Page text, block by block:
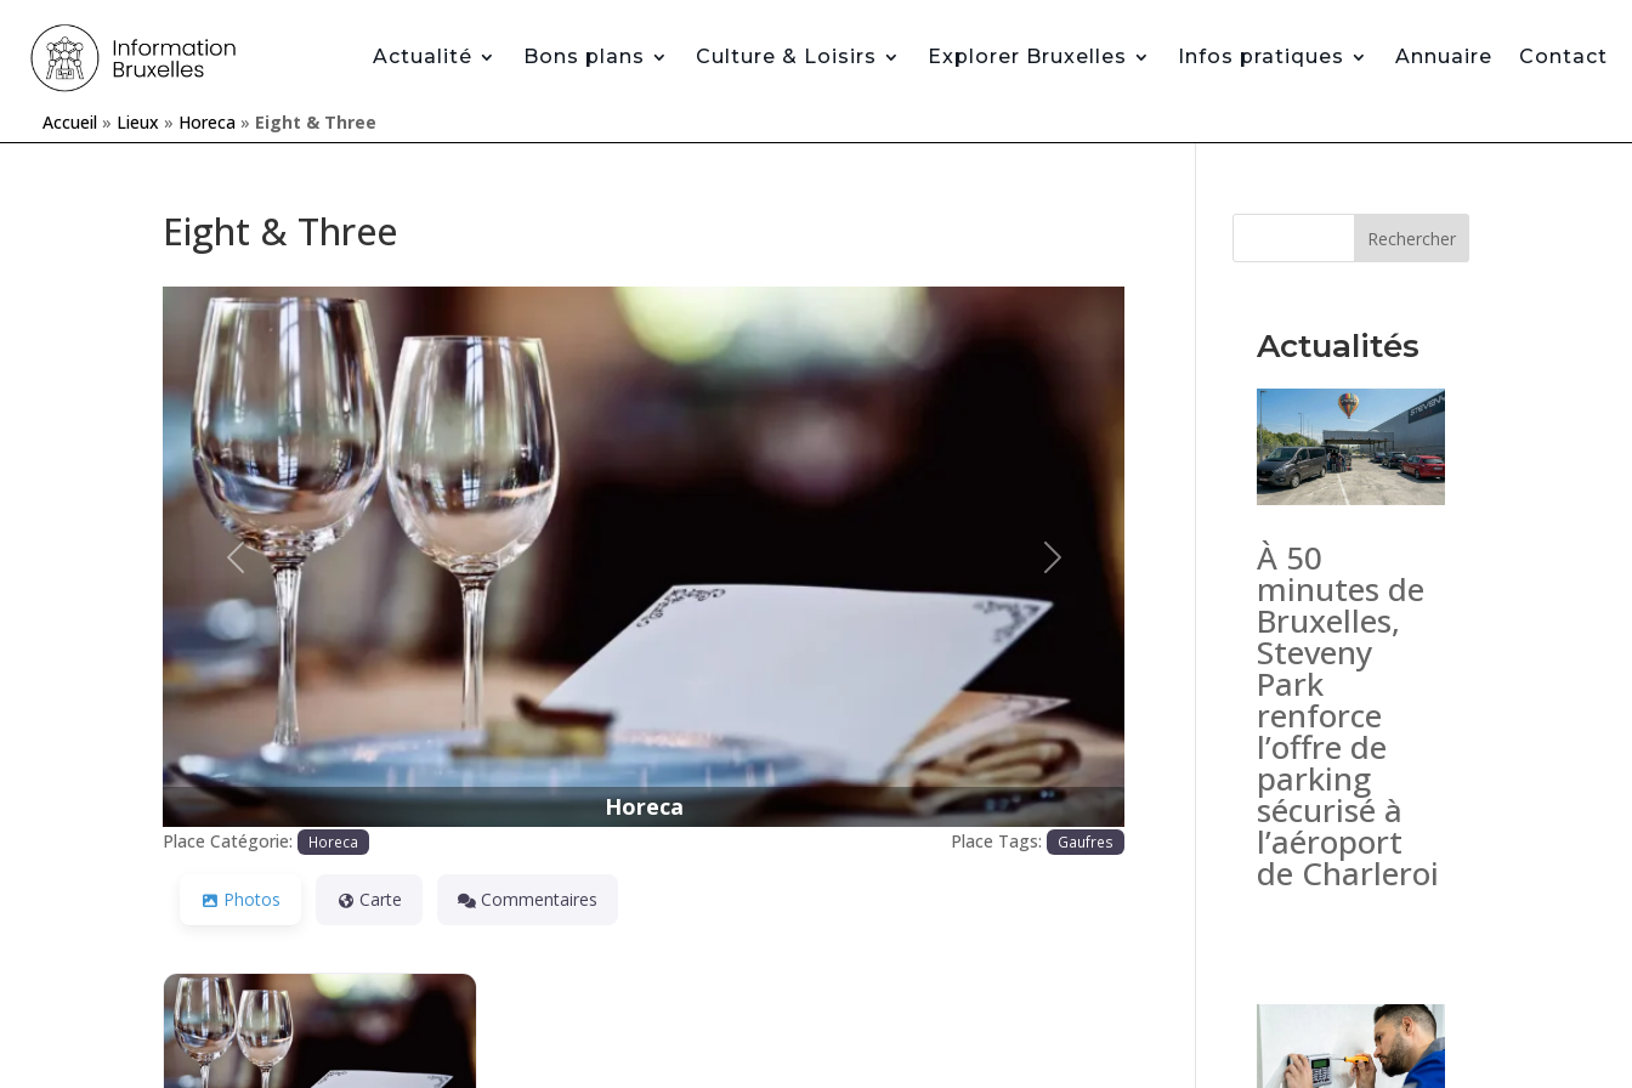
Actualité Bons plans Culture & Loisirs Explorer Bruxelles Infos pratiques Annuaire Contact
Accueil » Lieux » Horeca » Eight & Three
Eight & Three
Horeca
Précédente Prochaine
Place Catégorie: Horeca Place Tags: Gaufres
Photos Carte Commentaires
Rechercher
Actualités
À 50
minutes de
Bruxelles,
Steveny
Park
renforce
l’offre de
parking
sécurisé à
l’aéroport
de Charleroi